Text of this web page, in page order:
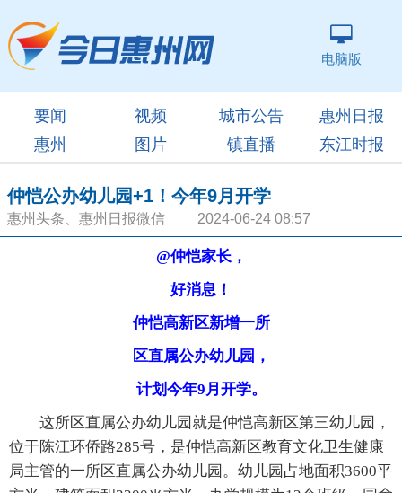
电脑版
要闻 视频 城市公告
惠州日报
惠州
图片 镇直播 东江时报
仲恺公办幼儿园+1！今年9月开学
惠州头条、惠州日报微信 2024-06-24 08:57
@仲恺家长，
好消息！
仲恺高新区新增一所
区直属公办幼儿园，
计划今年9月开学。
这所区直属公办幼儿园就是仲恺高新区第三幼儿园，
位于陈江环侨路285号，是仲恺高新区教育文化卫生健康
局主管的一所区直属公办幼儿园。幼儿园占地面积3600平